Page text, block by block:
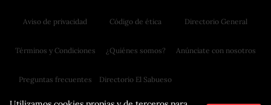
Aviso de privacidad
Términos y Condiciones
Preguntas frecuentes
Código de ética
¿Quiénes somos?
Directorio El Sabueso
Directorio General
Anúnciate con nosotros